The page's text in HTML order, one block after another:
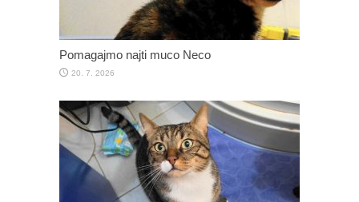
Pomagajmo najti muco Neco
20. 7. 2026